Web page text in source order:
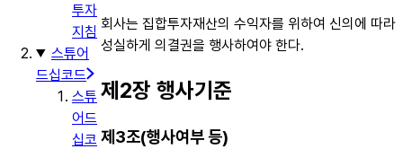
투자
지침
스튜어
드십코드
스튜
어드
십코
회사는 집합투자재산의 수익자를 위하여 신의에 따라
성실하게 의결권을 행사하여야 한다.
제2장 행사기준
제3조(행사여부 등)